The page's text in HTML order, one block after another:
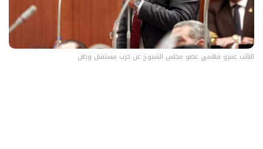
النائب عمرو فهمي عضو مجلس الشيوخ عن حزب مستقبل وطن